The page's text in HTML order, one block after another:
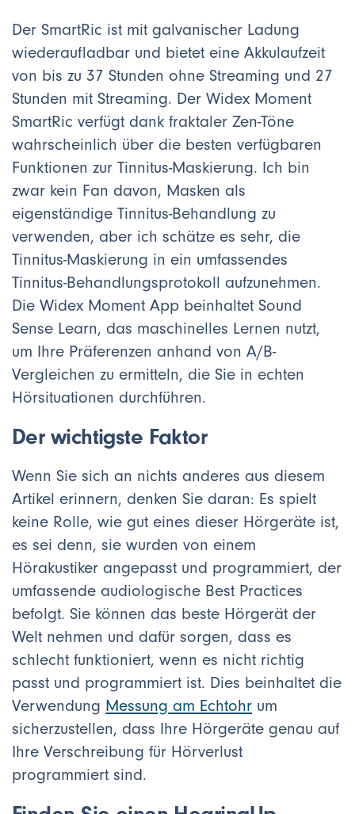
Der SmartRic ist mit galvanischer Ladung
wiederaufladbar und bietet eine Akkulaufzeit
von bis zu 37 Stunden ohne Streaming und 27
Stunden mit Streaming. Der Widex Moment
SmartRic verfügt dank fraktaler Zen-Töne
wahrscheinlich über die besten verfügbaren
Funktionen zur Tinnitus-Maskierung. Ich bin
zwar kein Fan davon, Masken als
eigenständige Tinnitus-Behandlung zu
verwenden, aber ich schätze es sehr, die
Tinnitus-Maskierung in ein umfassendes
Tinnitus-Behandlungsprotokoll aufzunehmen.
Die Widex Moment App beinhaltet Sound
Sense Learn, das maschinelles Lernen nutzt,
um Ihre Präferenzen anhand von A/B-
Vergleichen zu ermitteln, die Sie in echten
Hörsituationen durchführen.
Der wichtigste Faktor
Wenn Sie sich an nichts anderes aus diesem
Artikel erinnern, denken Sie daran: Es spielt
keine Rolle, wie gut eines dieser Hörgeräte ist,
es sei denn, sie wurden von einem
Hörakustiker angepasst und programmiert, der
umfassende audiologische Best Practices
befolgt. Sie können das beste Hörgerät der
Welt nehmen und dafür sorgen, dass es
schlecht funktioniert, wenn es nicht richtig
passt und programmiert ist. Dies beinhaltet die
Verwendung Messung am Echtohr um
sicherzustellen, dass Ihre Hörgeräte genau auf
Ihre Verschreibung für Hörverlust
programmiert sind.